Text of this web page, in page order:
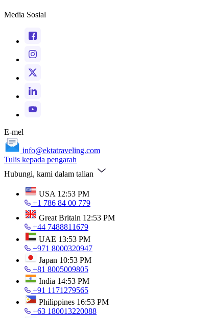
Media Sosial
E-mel
info@ektatraveling.com
Tulis kepada pengarah
Hubungi, kami dalam talian
USA 12:53 PM
+1 786 84 00 779
Great Britain 12:53 PM
+44 7488811679
UAE 13:53 PM
+971 8000320947
Japan 10:53 PM
+81 8005009805
India 14:53 PM
+91 1171279565
Philippines 16:53 PM
+63 180013220088